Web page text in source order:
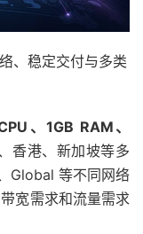
、稳定交付与多类
、1GB RAM、
香港、新加坡等多
Global 等不同网络
宽需求和流量需求